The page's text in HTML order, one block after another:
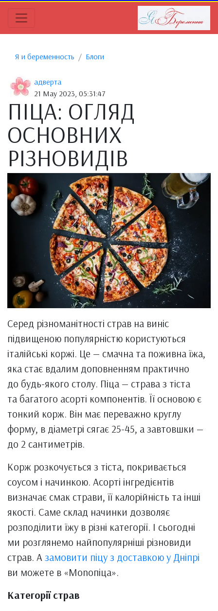
Я и беременность Блоги
адверта
21 May 2023, 05:31:47
ПІЦА: ОГЛЯД
ОСНОВНИХ
РІЗНОВИДІВ
Серед різноманітності страв на виніс
підвищеною популярністю користуються
італійські коржі. Це — смачна та поживна їжа,
яка стає вдалим доповненням практично
до будь-якого столу. Піца — страва з тіста
та багатого асорті компонентів. Її основою є
тонкий корж. Він має переважно круглу
форму, в діаметрі сягає 25-45, а завтовшки —
до 2 сантиметрів.
Корж розкочується з тіста, покривається
соусом і начинкою. Асорті інгредієнтів
визначає смак страви, її калорійність та інші
якості. Саме склад начинки дозволяє
розподілити їжу в різні категорії. І сьогодні
ми розглянемо найпопулярніші різновиди
страв. Азамовити піцу з доставкою у Дніпрі
ви можете в «Monопіца».
Категорії страв